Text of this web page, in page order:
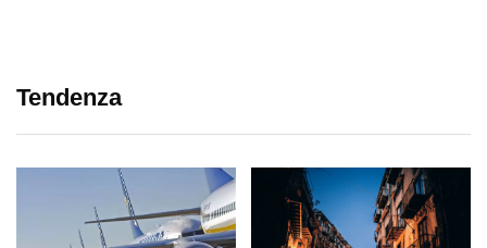
Tendenza